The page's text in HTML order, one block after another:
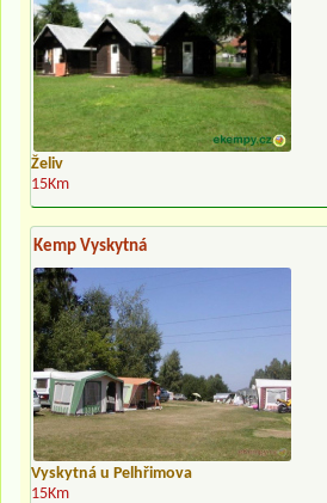
Želiv
15Km
Kemp Vyskytná
Vyskytná u Pelhřimova
15Km